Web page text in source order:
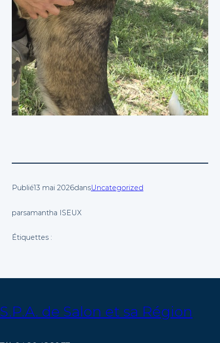
Publié13 mai 2026dansUncategorized
parsamantha ISEUX
Étiquettes :
S.P.A. de Salon et sa Région